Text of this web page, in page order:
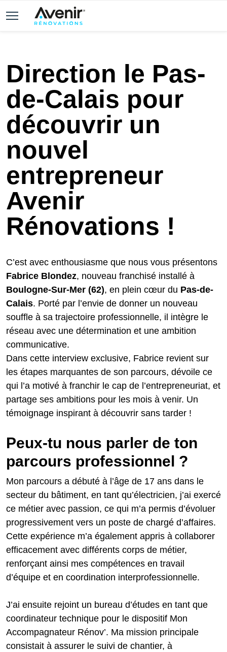
Direction le Pas-
de-Calais pour
découvrir un
nouvel
entrepreneur
Avenir
Rénovations !
C’est avec enthousiasme que nous vous présentons
Fabrice Blondez, nouveau franchisé installé à
Boulogne-Sur-Mer (62), en plein cœur du Pas-de-
Calais. Porté par l’envie de donner un nouveau
souffle à sa trajectoire professionnelle, il intègre le
réseau avec une détermination et une ambition
communicative.
Dans cette interview exclusive, Fabrice revient sur
les étapes marquantes de son parcours, dévoile ce
qui l’a motivé à franchir le cap de l’entrepreneuriat, et
partage ses ambitions pour les mois à venir. Un
témoignage inspirant à découvrir sans tarder !
Peux-tu nous parler de ton
parcours professionnel ?
Mon parcours a débuté à l’âge de 17 ans dans le
secteur du bâtiment, en tant qu’électricien, j’ai exercé
ce métier avec passion, ce qui m’a permis d’évoluer
progressivement vers un poste de chargé d’affaires.
Cette expérience m’a également appris à collaborer
efficacement avec différents corps de métier,
renforçant ainsi mes compétences en travail
d’équipe et en coordination interprofessionnelle.
J’ai ensuite rejoint un bureau d’études en tant que
coordinateur technique pour le dispositif Mon
Accompagnateur Rénov’. Ma mission principale
consistait à assurer le suivi de chantier, à